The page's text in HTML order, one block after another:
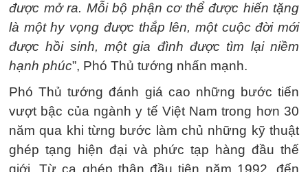
được mở ra. Mỗi bộ phận cơ thể được hiến tặng
là một hy vọng được thắp lên, một cuộc đời mới
được hồi sinh, một gia đình được tìm lại niềm
hạnh phúc”, Phó Thủ tướng nhấn mạnh.
Phó Thủ tướng đánh giá cao những bước tiến
vượt bậc của ngành y tế Việt Nam trong hơn 30
năm qua khi từng bước làm chủ những kỹ thuật
ghép tạng hiện đại và phức tạp hàng đầu thế
giới. Từ ca ghép thận đầu tiên năm 1992, đến